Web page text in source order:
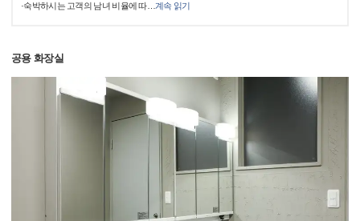
·숙박하시는 고객의 남녀 비율에 따… 계속 읽기
공용 화장실